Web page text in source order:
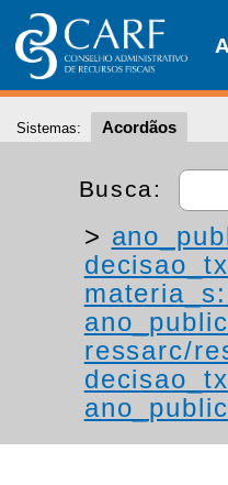
Sistemas: Acordãos
Busca:
>
ressarc/